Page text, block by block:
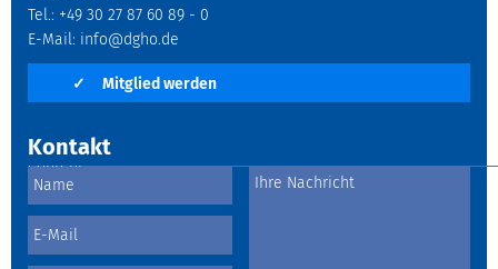
Tel.: +49 30 27 87 60 89 - 0
E-Mail: info@dgho.de
✓ Mitglied werden
Kontakt